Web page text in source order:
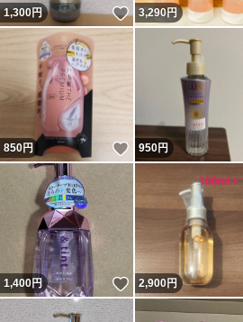
1,300円 いいね！
3,290円
850円 いいね！
950円
1,400円 いいね！
2,900円